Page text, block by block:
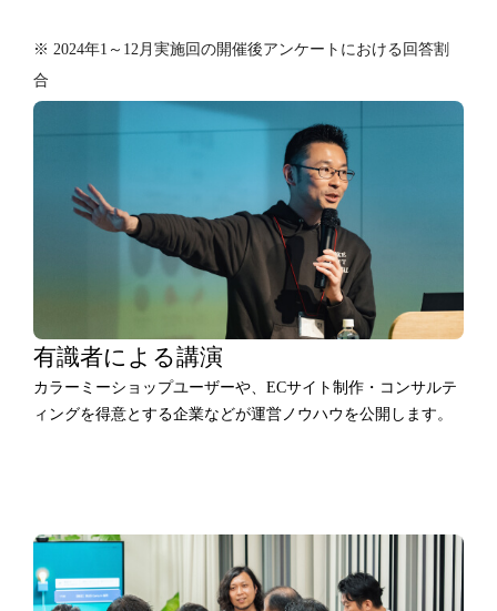
※ 2024年1～12月実施回の開催後アンケートにおける回答割
合
有識者による講演
カラーミーショップユーザーや、ECサイト制作・コンサルテ
ィングを得意とする企業などが運営ノウハウを公開します。